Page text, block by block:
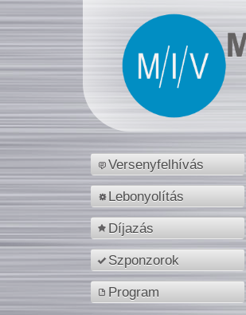
Versenyfelhívás
Lebonyolítás
Díjazás
Szponzorok
Program